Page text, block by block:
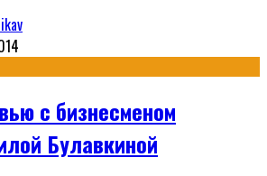
с бизнесменом
Булавкиной